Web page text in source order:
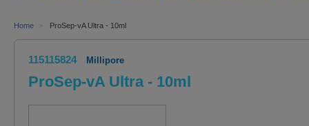
Home > ProSep-vA Ultra - 10ml
115115824 Millipore
ProSep-vA Ultra - 10ml